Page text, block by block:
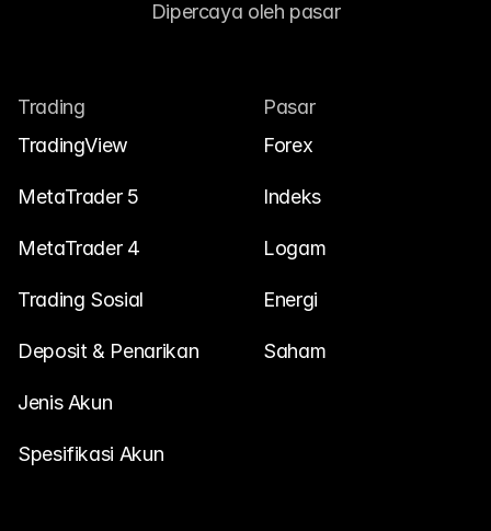
Dipercaya oleh pasar
Trading
TradingView
MetaTrader 5
MetaTrader 4
Trading Sosial
Deposit & Penarikan
Jenis Akun
Spesifikasi Akun
Pasar
Forex
Indeks
Logam
Energi
Saham